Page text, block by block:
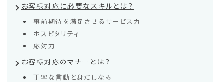
お客様対応に必要なスキルとは？
事前期待を満足させるサービス力
ホスピタリティ
応対力
お客様対応のマナーとは？
丁寧な言動と身だしなみ